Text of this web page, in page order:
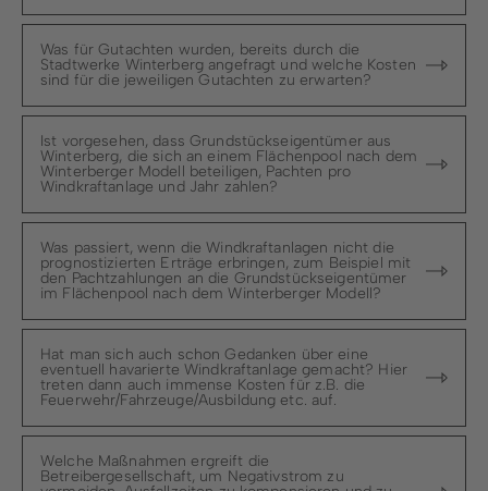
Was für Gutachten wurden, bereits durch die
Stadtwerke Winterberg angefragt und welche Kosten
sind für die jeweiligen Gutachten zu erwarten?
Ist vorgesehen, dass Grundstückseigentümer aus
Winterberg, die sich an einem Flächenpool nach dem
Winterberger Modell beteiligen, Pachten pro
Windkraftanlage und Jahr zahlen?
Was passiert, wenn die Windkraftanlagen nicht die
prognostizierten Erträge erbringen, zum Beispiel mit
den Pachtzahlungen an die Grundstückseigentümer
im Flächenpool nach dem Winterberger Modell?
Hat man sich auch schon Gedanken über eine
eventuell havarierte Windkraftanlage gemacht? Hier
treten dann auch immense Kosten für z.B. die
Feuerwehr/Fahrzeuge/Ausbildung etc. auf.
Welche Maßnahmen ergreift die
Betreibergesellschaft, um Negativstrom zu